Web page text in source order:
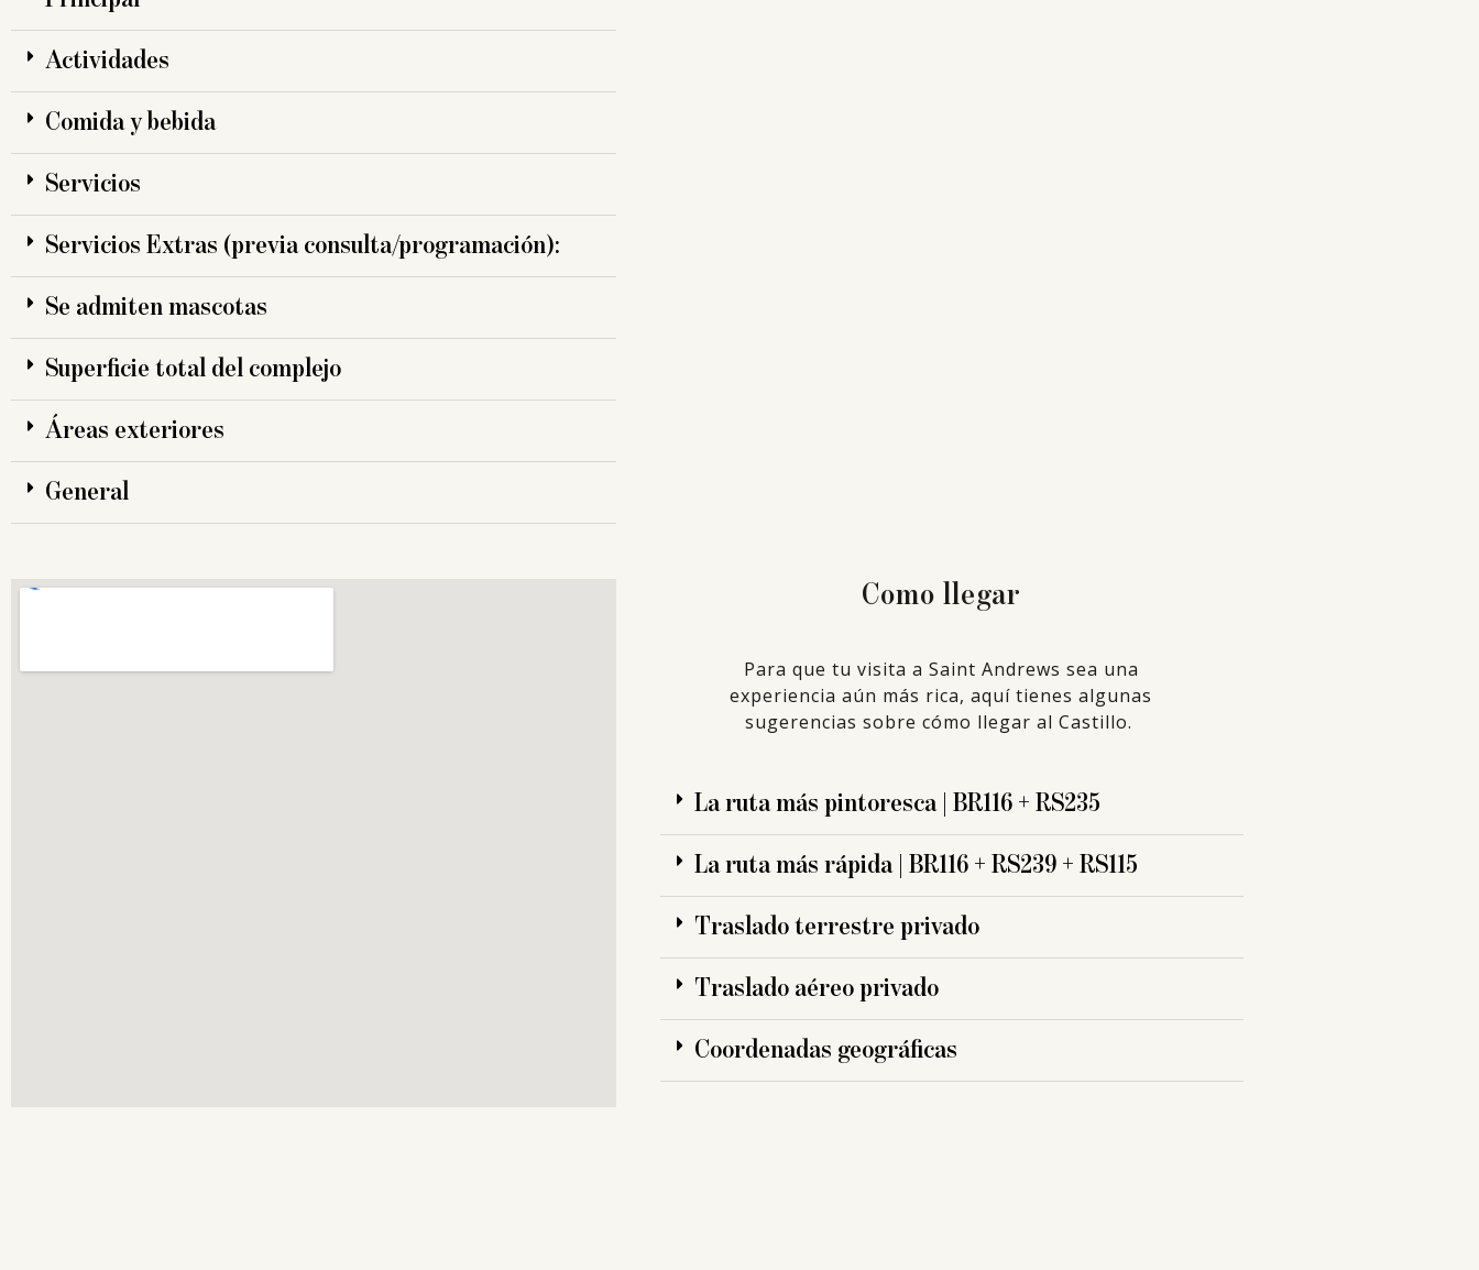
Actividades
Comida y bebida
Servicios
Servicios Extras (previa consulta/programación):
Se admiten mascotas
Superficie total del complejo
Áreas exteriores
General
Como llegar
Para que tu visita a Saint Andrews sea una
experiencia aún más rica, aquí tienes algunas
sugerencias sobre cómo llegar al Castillo.
La ruta más pintoresca | BR116 + RS235
La ruta más rápida | BR116 + RS239 + RS115
Traslado terrestre privado
Traslado aéreo privado
Coordenadas geográficas